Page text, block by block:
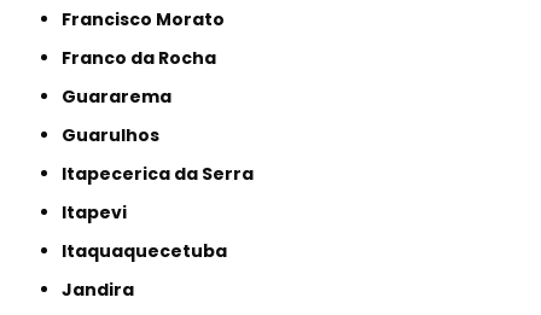
Francisco Morato
Franco da Rocha
Guararema
Guarulhos
Itapecerica da Serra
Itapevi
Itaquaquecetuba
Jandira